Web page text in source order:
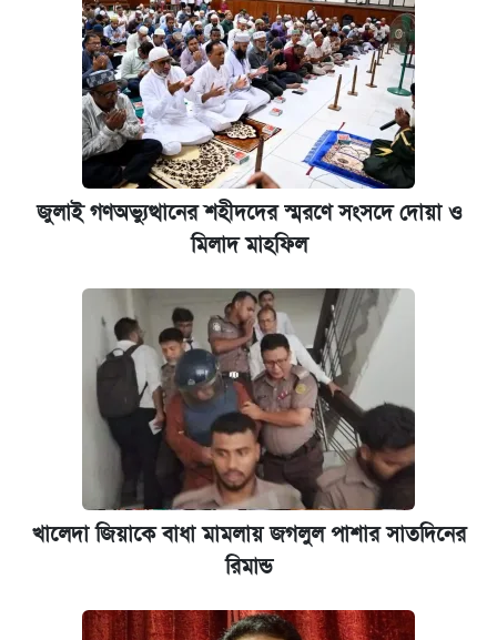
জুলাই গণঅভ্যুত্থানের শহীদদের স্মরণে সংসদে দোয়া ও
মিলাদ মাহফিল
খালেদা জিয়াকে বাধা মামলায় জগলুল পাশার সাতদিনের
রিমান্ড